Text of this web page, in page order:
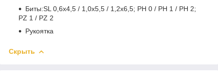
Биты:SL 0,6х4,5 / 1,0х5,5 / 1,2х6,5; PH 0 / PH 1 / PH 2;
PZ 1 / PZ 2
Рукоятка
Скрыть